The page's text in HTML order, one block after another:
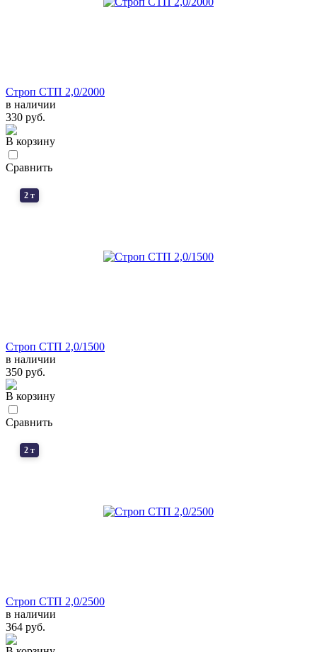
Строп СТП 2,0/2000
в наличии
330 руб.
В корзину
Сравнить
2 т
Строп СТП 2,0/1500
в наличии
350 руб.
В корзину
Сравнить
2 т
Строп СТП 2,0/2500
в наличии
364 руб.